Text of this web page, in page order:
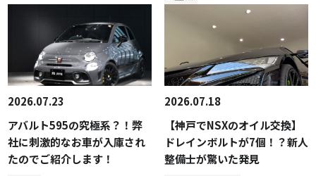
2026.07.23
アバルト595の究極系？！弊
社に刺激的なお車が入庫され
たのでご紹介します！
2026.07.18
【神戸でNSXのオイル交換】
ドレインボルトが7個！？新人
整備士が驚いた発見